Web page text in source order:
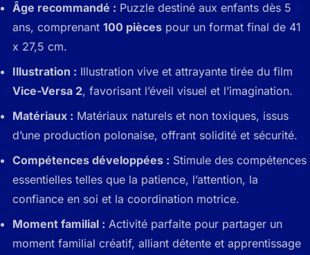
Âge recommandé : Puzzle destiné aux enfants dès 5
ans, comprenant 100 pièces pour un format final de 41
x 27,5 cm.
Illustration : Illustration vive et attrayante tirée du film
Vice-Versa 2, favorisant l’éveil visuel et l’imagination.
Matériaux : Matériaux naturels et non toxiques, issus
d’une production polonaise, offrant solidité et sécurité.
Compétences développées : Stimule des compétences
essentielles telles que la patience, l’attention, la
confiance en soi et la coordination motrice.
Moment familial : Activité parfaite pour partager un
moment familial créatif, alliant détente et apprentissage